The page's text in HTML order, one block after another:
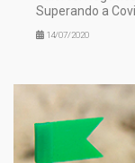
Superando a
14/07/2020